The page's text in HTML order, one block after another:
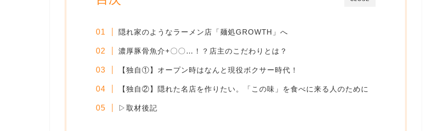
隠れ家のようなラーメン店「麺処GROWTH」へ
濃厚豚骨魚介+〇〇…！？店主のこだわりとは？
【独自①】オープン時はなんと現役ボクサー時代！
【独自②】隠れた名店を作りたい。「この味」を食べに来る人のために
▷取材後記